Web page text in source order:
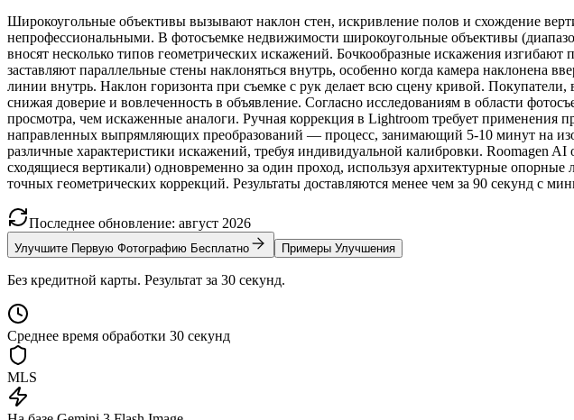
Широкоугольные объективы вызывают наклон стен, искривление полов и схождение
непрофессиональными. В фотосъемке недвижимости широкоугольные объективы
вносят несколько типов геометрических искажений. Бочкообразные искажения
заставляют параллельные стены наклоняться внутрь, особенно когда камера
линии внутрь. Наклон горизонта при съемке с рук делает всю сцену кривой.
снижая доверие и вовлеченность в объявление. Согласно исследованиям в области
просмотра, чем искаженные аналоги. Ручная коррекция в Lightroom требует
направленных выпрямляющих преобразований — процесс, занимающий 5-10 минут на
различные характеристики искажений, требуя индивидуальной калибровки. Roomagen
сходящиеся вертикали) одновременно за один проход, используя архитектурные
точных геометрических коррекций. Результаты доставляются менее чем за 90 секунд с
Последнее обновление: август 2026
Улучшите Первую Фотографию Бесплатно Примеры Улучшения
Без кредитной карты. Результат за 30 секунд.
Среднее время обработки 30 секунд
MLS